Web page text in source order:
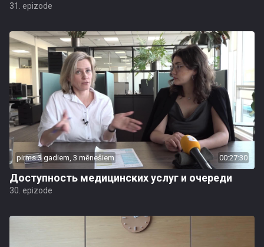
31. epizode
pirms 3 gadiem, 3 mēnešiem 00:27:30
Доступность медицинских услуг и очереди
30. epizode